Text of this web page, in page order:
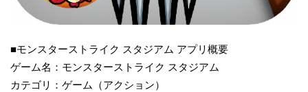
■モンスターストライク スタジアム アプリ概要
ゲーム名：モンスターストライク スタジアム
カテゴリ：ゲーム（アクション）